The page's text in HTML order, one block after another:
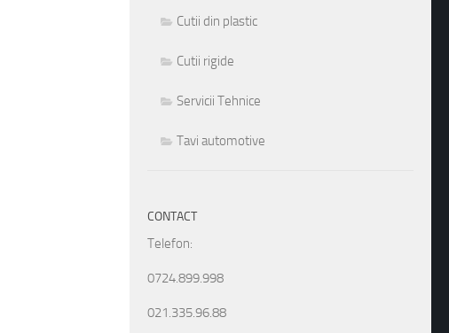
Cutii din plastic
Cutii rigide
Servicii Tehnice
Tavi automotive
CONTACT
Telefon:
0724.899.998
021.335.96.88